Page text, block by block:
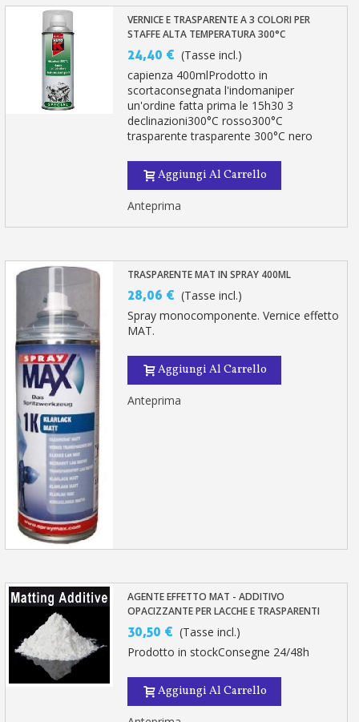
VERNICE E TRASPARENTE A 3 COLORI PER
STAFFE ALTA TEMPERATURA 300°C
24,40 € (Tasse incl.)
capienza 400mlProdotto in
scortaconsegnata l'indomaniper
un'ordine fatta prima le 15h30 3
declinazioni300°C rosso300°C
trasparente trasparente 300°C nero
Aggiungi Al Carrello
Anteprima
TRASPARENTE MAT IN SPRAY 400ML
28,06 € (Tasse incl.)
Spray monocomponente. Vernice effetto
MAT.
Aggiungi Al Carrello
Anteprima
AGENTE EFFETTO MAT - ADDITIVO
OPACIZZANTE PER LACCHE E TRASPARENTI
30,50 € (Tasse incl.)
Prodotto in stockConsegne 24/48h
Aggiungi Al Carrello